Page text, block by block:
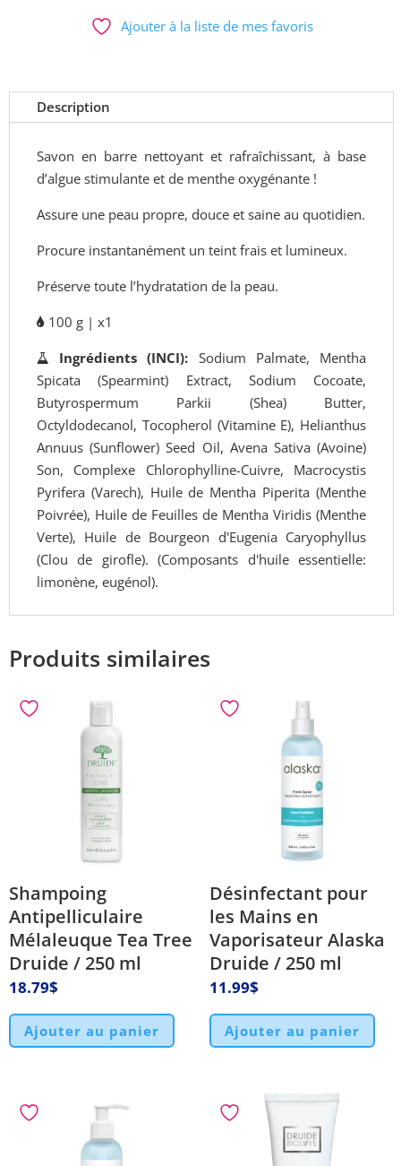
Menthe
et
Corps
Druide
/
g
Ajouter à la liste de mes favoris
Description
Savon en barre nettoyant et rafraîchissant, à base
d’algue stimulante et de menthe oxygénante !
Assure une peau propre, douce et saine au quotidien.
Procure instantanément un teint frais et lumineux.
Préserve toute l’hydratation de la peau.
100 g | x1
Ingrédients (INCI): Sodium Palmate, Mentha
Spicata (Spearmint) Extract, Sodium Cocoate,
Butyrospermum Parkii (Shea) Butter,
Octyldodecanol, Tocopherol (Vitamine E), Helianthus
Annuus (Sunflower) Seed Oil, Avena Sativa (Avoine)
Son, Complexe Chlorophylline-Cuivre, Macrocystis
Pyrifera (Varech), Huile de Mentha Piperita (Menthe
Poivrée), Huile de Feuilles de Mentha Viridis (Menthe
Verte), Huile de Bourgeon d'Eugenia Caryophyllus
(Clou de girofle). (Composants d'huile essentielle:
limonène, eugénol).
Produits similaires
Shampoing
Antipelliculaire
Mélaleuque Tea Tree
Druide / 250 ml
18.79$
Ajouter au panier
Désinfectant pour
les Mains en
Vaporisateur Alaska
Druide / 250 ml
11.99$
Ajouter au panier